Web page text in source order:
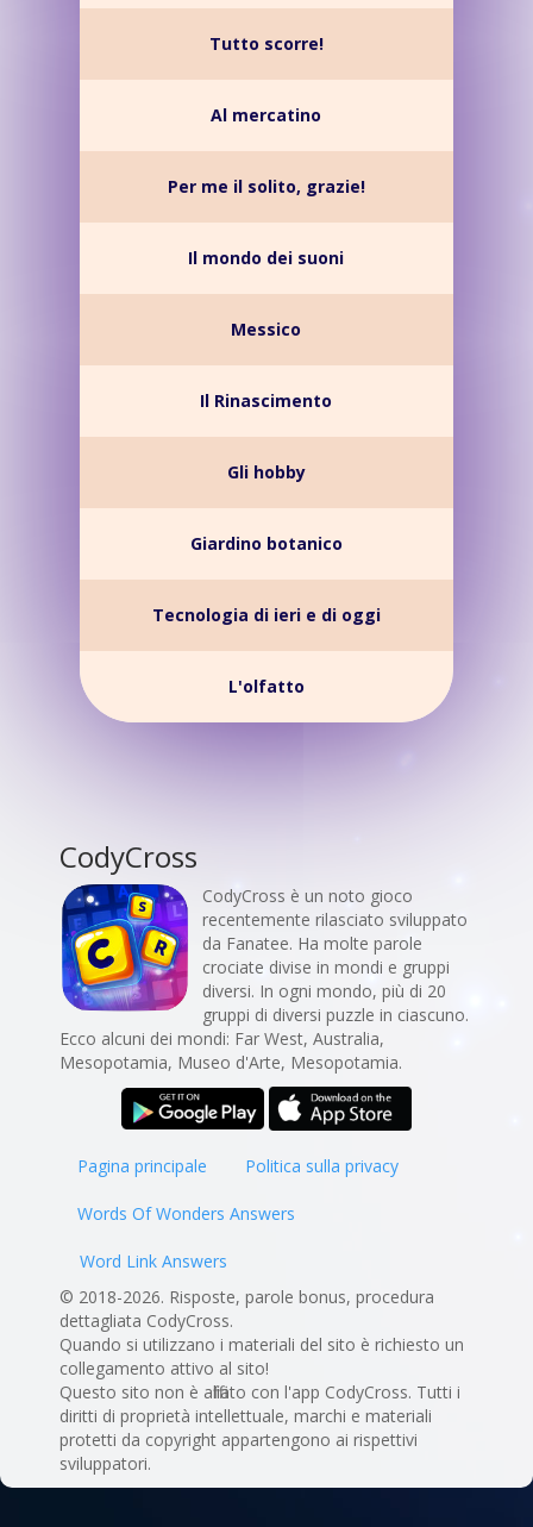
Tutto scorre!
Al mercatino
Per me il solito, grazie!
Il mondo dei suoni
Messico
Il Rinascimento
Gli hobby
Giardino botanico
Tecnologia di ieri e di oggi
L'olfatto
CodyCross
CodyCross è un noto gioco
recentemente rilasciato sviluppato
da Fanatee. Ha molte parole
crociate divise in mondi e gruppi
diversi. In ogni mondo, più di 20
gruppi di diversi puzzle in ciascuno.
Ecco alcuni dei mondi: Far West, Australia,
Mesopotamia, Museo d'Arte, Mesopotamia.
Pagina principale Politica sulla privacy
Words Of Wonders Answers
Word Link Answers
© 2018-2026. Risposte, parole bonus, procedura
dettagliata CodyCross.
Quando si utilizzano i materiali del sito è richiesto un
collegamento attivo al sito!
Questo sito non è affiliato con l'app CodyCross. Tutti i
diritti di proprietà intellettuale, marchi e materiali
protetti da copyright appartengono ai rispettivi
sviluppatori.